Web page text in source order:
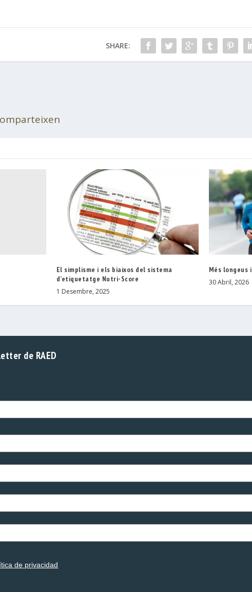
SHARE:
El simplisme i els biaixos del sistema
d’etiquetatge Nutri-Score
1 Desembre, 2025
Més
30 Abril, 2026
de RAED
de privacidad